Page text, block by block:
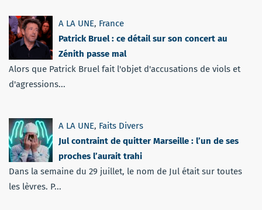
A LA UNE, France
Patrick Bruel : ce détail sur son concert au
Zénith passe mal
Alors que Patrick Bruel fait l'objet d'accusations de viols et
d'agressions...
A LA UNE, Faits Divers
Jul contraint de quitter Marseille : l’un de ses
proches l’aurait trahi
Dans la semaine du 29 juillet, le nom de Jul était sur toutes
les lèvres. P...